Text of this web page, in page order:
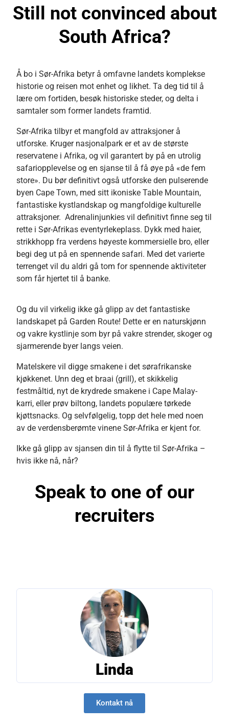
Still not convinced about
South Africa?
Å bo i Sør-Afrika betyr å omfavne landets komplekse
historie og reisen mot enhet og likhet. Ta deg tid til å
lære om fortiden, besøk historiske steder, og delta i
samtaler som former landets framtid.
Sør-Afrika tilbyr et mangfold av attraksjoner å
utforske. Kruger nasjonalpark er et av de største
reservatene i Afrika, og vil garantert by på en utrolig
safariopplevelse og en sjanse til å få øye på «de fem
store». Du bør definitivt også utforske den pulserende
byen Cape Town, med sitt ikoniske Table Mountain,
fantastiske kystlandskap og mangfoldige kulturelle
attraksjoner. Adrenalinjunkies vil definitivt finne seg til
rette i Sør-Afrikas eventyrlekeplass. Dykk med haier,
strikkhopp fra verdens høyeste kommersielle bro, eller
begi deg ut på en spennende safari. Med det varierte
terrenget vil du aldri gå tom for spennende aktiviteter
som får hjertet til å banke.
Og du vil virkelig ikke gå glipp av det fantastiske
landskapet på Garden Route! Dette er en naturskjønn
og vakre kystlinje som byr på vakre strender, skoger og
sjarmerende byer langs veien.
Matelskere vil digge smakene i det sørafrikanske
kjøkkenet. Unn deg et braai (grill), et skikkelig
festmåltid, nyt de krydrede smakene i Cape Malay-
karri, eller prøv biltong, landets populære tørkede
kjøttsnacks. Og selvfølgelig, topp det hele med noen
av de verdensberømte vinene Sør-Afrika er kjent for.
Ikke gå glipp av sjansen din til å flytte til Sør-Afrika –
hvis ikke nå, når?
Speak to one of our
recruiters
Linda
Kontakt nå